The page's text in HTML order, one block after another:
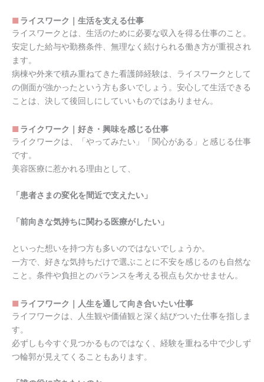
ライスワーク｜生活を支える仕事
ライスワークとは、生活のために必要な収入を得る仕事のこと。
安定した給与や勤務条件、無理なく続けられる働き方が重視され
ます。
病棟や外来で積み重ねてきた看護師経験は、ライスワークとして
の側面が強かったという方も多いでしょう。安心して生活できる
ことは、決して後回しにしていいものではありません。
ライクワーク｜好き・興味を感じる仕事
ライクワークは、「やってみたい」「関心がある」と感じる仕事
です。
美容医療に惹かれる理由として、
「患者さまの変化を間近で支えたい」
「前向きな気持ちに関わる医療がしたい」
といった想いを持つ方も多いのではないでしょうか。
一方で、好きな気持ちだけで選ぶことに不安を感じるのも自然な
こと。条件や負担とのバランスを考える視点も欠かせません。
ライフワーク｜人生を通して向き合いたい仕事
ライフワークは、人生観や価値観と深く結びついた仕事を指しま
す。
必ずしも今すぐ見つかるものではなく、経験を重ねる中で少しず
つ輪郭が見えてくることもあります。